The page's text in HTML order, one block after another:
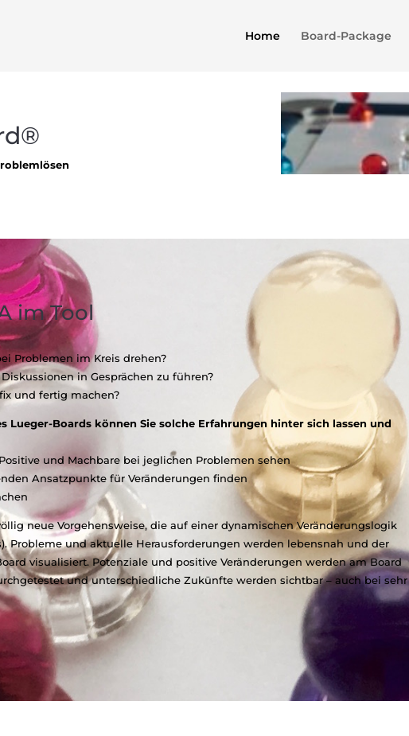
Home Board-Package
im Tool
Problemen im Kreis drehen?
in Gesprächen zu führen?
und fertig machen?
Lueger-Boards können Sie solche Erfahrungen hinter sich lassen und
und Machbare bei jeglichen Problemen sehen
Ansatzpunkte für Veränderungen finden
neue Vorgehensweise, die auf einer dynamischen Veränderungslogik
Probleme und aktuelle Herausforderungen werden lebensnah und der
visualisiert. Potenziale und positive Veränderungen werden am Board
und unterschiedliche Zukünfte werden sichtbar – auch bei sehr